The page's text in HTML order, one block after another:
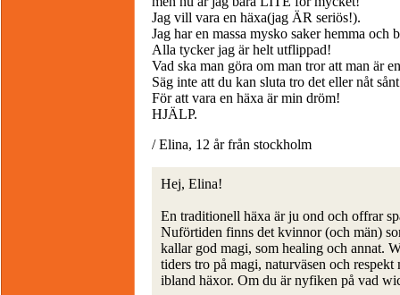
Jag vill vara en häxa(jag ÄR seriös!).
Jag har en massa mysko saker hemma och
Alla tycker jag är helt utflippad!
Vad ska man göra om man tror att man är
Säg inte att du kan sluta tro det eller nåt
För att vara en häxa är min dröm!
HJÄLP.
/ Elina, 12 år från stockholm
Hej, Elina!
En traditionell häxa är ju ond och offrar
Nuförtiden finns det kvinnor (och män)
kallar god magi, som healing och annat.
tiders tro på magi, naturväsen och
ibland häxor. Om du är nyfiken på vad